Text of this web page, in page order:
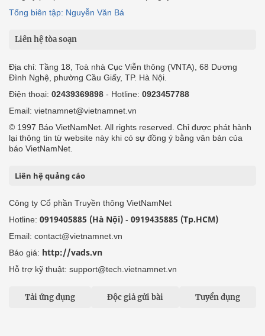
Tổng biên tập: Nguyễn Văn Bá
Liên hệ tòa soạn
Địa chỉ: Tầng 18, Toà nhà Cục Viễn thông (VNTA), 68 Dương
Đình Nghệ, phường Cầu Giấy, TP. Hà Nội.
Điện thoại: 02439369898 - Hotline: 0923457788
Email: vietnamnet@vietnamnet.vn
© 1997 Báo VietNamNet. All rights reserved. Chỉ được phát hành
lại thông tin từ website này khi có sự đồng ý bằng văn bản của
báo VietNamNet.
Liên hệ quảng cáo
Công ty Cổ phần Truyền thông VietNamNet
Hotline: 0919405885 (Hà Nội) - 0919435885 (Tp.HCM)
Email: contact@vietnamnet.vn
Báo giá: http://vads.vn
Hỗ trợ kỹ thuật: support@tech.vietnamnet.vn
Tải ứng dụng Độc giả gửi bài Tuyển dụng